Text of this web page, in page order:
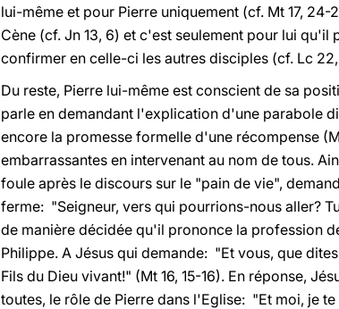
lui-même et pour Pierre uniquement (cf. Mt 17,
Cène (cf. Jn 13, 6) et c'est seulement pour lui
confirmer en celle-ci les autres disciples (cf. Lc
Du reste, Pierre lui-même est conscient de sa
parle en demandant l'explication d'une parabole
encore la promesse formelle d'une récompense
embarrassantes en intervenant au nom de tous.
foule après le discours sur le "pain de vie",
ferme: "Seigneur, vers qui pourrions-nous aller?
de manière décidée qu'il prononce la profession
Philippe. A Jésus qui demande: "Et vous, que
Fils du Dieu vivant!" (Mt 16, 15-16). En réponse,
toutes, le rôle de Pierre dans l'Eglise: "Et moi, je